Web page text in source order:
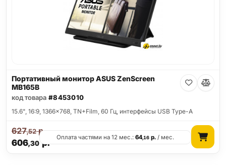
Портативный монитор ASUS ZenScreen
MB165B
код товара #8453010
15.6", 16:9, 1366x768, TN+Film, 60 Гц, интерфейсы USB Type-A
606,30р.
627,52р.
Оплата частями на 12 мес.:64,16 р. / мес.